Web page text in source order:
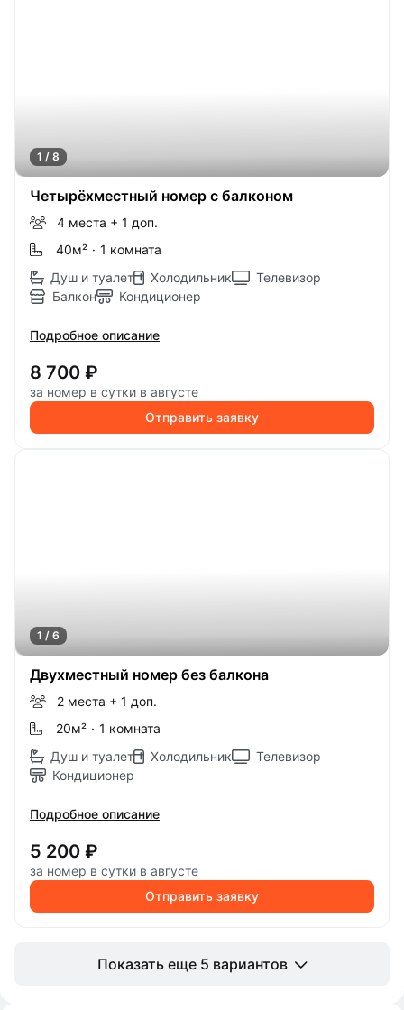
1 / 8
Четырёхместный номер с балконом
4 места + 1 доп.
40м² · 1 комната
Душ и туалет
Холодильник
Телевизор
Балкон
Кондиционер
Подробное описание
8 700 ₽
за номер в сутки в августе
Отправить заявку
1 / 6
Двухместный номер без балкона
2 места + 1 доп.
20м² · 1 комната
Душ и туалет
Холодильник
Телевизор
Кондиционер
Подробное описание
5 200 ₽
за номер в сутки в августе
Отправить заявку
Показать еще 5 вариантов